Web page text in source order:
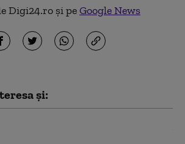
Digi24.ro și peGoogle News
și: